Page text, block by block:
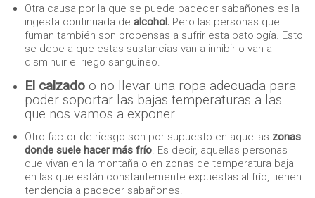
Otra causa por la que se puede padecer sabañones es la
ingesta continuada de alcohol. Pero las personas que
fuman también son propensas a sufrir esta patología. Esto
se debe a que estas sustancias van a inhibir o van a
disminuir el riego sanguíneo.
El calzado o no llevar una ropa adecuada para
poder soportar las bajas temperaturas a las
que nos vamos a exponer.
Otro factor de riesgo son por supuesto en aquellas zonas
donde suele hacer más frío. Es decir, aquellas personas
que vivan en la montaña o en zonas de temperatura baja
en las que están constantemente expuestas al frío, tienen
tendencia a padecer sabañones.